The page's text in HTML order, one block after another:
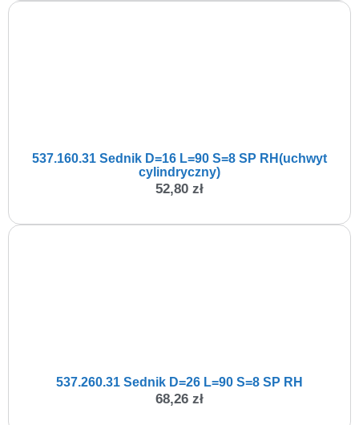
537.160.31 Sednik D=16 L=90 S=8 SP RH(uchwyt
cylindryczny)
52,80 zł
537.260.31 Sednik D=26 L=90 S=8 SP RH
68,26 zł